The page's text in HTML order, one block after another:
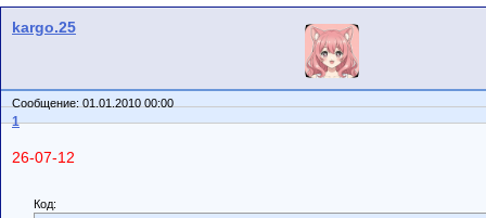
kargo.25
Сообщение: 01.01.2010 00:00
1
26-07-12
Код: